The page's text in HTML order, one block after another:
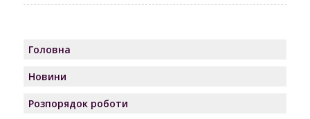
Головна
Новини
Розпорядок роботи